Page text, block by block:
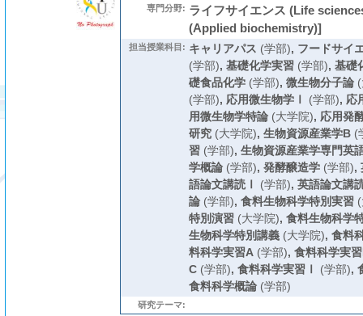
専門分野: ライフサイエンス (Life
(Applied biochemistry)]
担当授業科目: キャリアパス (学部), フードサイ
(学部), 基礎化学実習(学部), 基礎
礎食品化学(学部), 微生物分子論(
(学部), 応用微生物学Ⅰ (学部), 応
用微生物学特論(大学院), 応用発
研究(大学院), 生物資源産業学B(
習(学部), 生物資源産業学専門英
学概論(学部), 発酵醸造学(学部),
語論文講読Ⅰ
(学部), 英語論文講
論(学部), 食料生物科学特別実習(
特別演習(大学院), 食料生物科学
生物科学特別講義(大学院), 食料
料科学実習A(学部), 食料科学実
C(学部), 食料科学実習Ⅰ (学部),
食料科学概論(学部)
研究テーマ: